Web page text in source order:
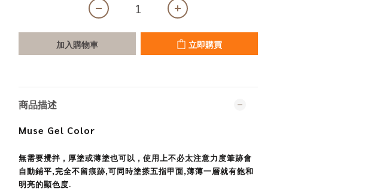
加入購物車 立即購買
商品描述
Muse Gel Color
無需要攪拌 , 厚塗或薄塗也可以 , 使用上不必太注意力度筆跡會
自動鋪平,完全不留痕跡,可同時塗搽五指甲面,薄薄一層就有飽和
明亮的顯色度.